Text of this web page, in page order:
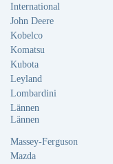
International
John Deere
Kobelco
Komatsu
Kubota
Leyland
Lombardini
Lännen
Lännen
Massey-Ferguson
Mazda